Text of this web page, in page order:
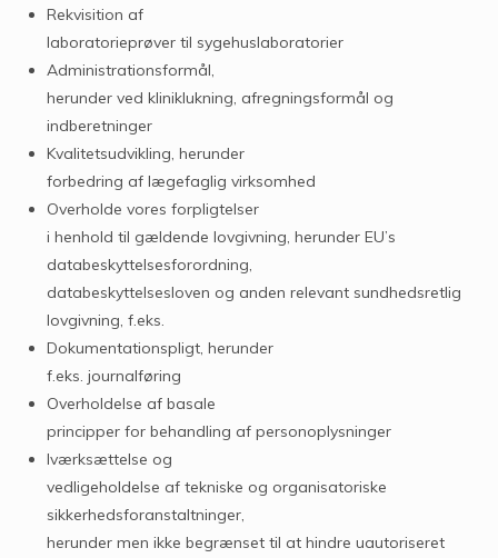
Rekvisition af
laboratorieprøver til sygehuslaboratorier
Administrationsformål,
herunder ved kliniklukning, afregningsformål og
indberetninger
Kvalitetsudvikling, herunder
forbedring af lægefaglig virksomhed
Overholde vores forpligtelser
i henhold til gældende lovgivning, herunder EU’s
databeskyttelsesforordning,
databeskyttelsesloven og anden relevant sundhedsretlig
lovgivning, f.eks.
Dokumentationspligt, herunder
f.eks. journalføring
Overholdelse af basale
principper for behandling af personoplysninger
Iværksættelse og
vedligeholdelse af tekniske og organisatoriske
sikkerhedsforanstaltninger,
herunder men ikke begrænset til at hindre uautoriseret